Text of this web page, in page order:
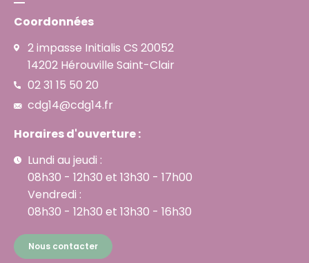
Coordonnées
2 impasse Initialis CS 20052
14202 Hérouville Saint-Clair
02 31 15 50 20
cdg14@cdg14.fr
Horaires d'ouverture :
Lundi au jeudi :
08h30 - 12h30 et 13h30 - 17h00
Vendredi :
08h30 - 12h30 et 13h30 - 16h30
Nous contacter